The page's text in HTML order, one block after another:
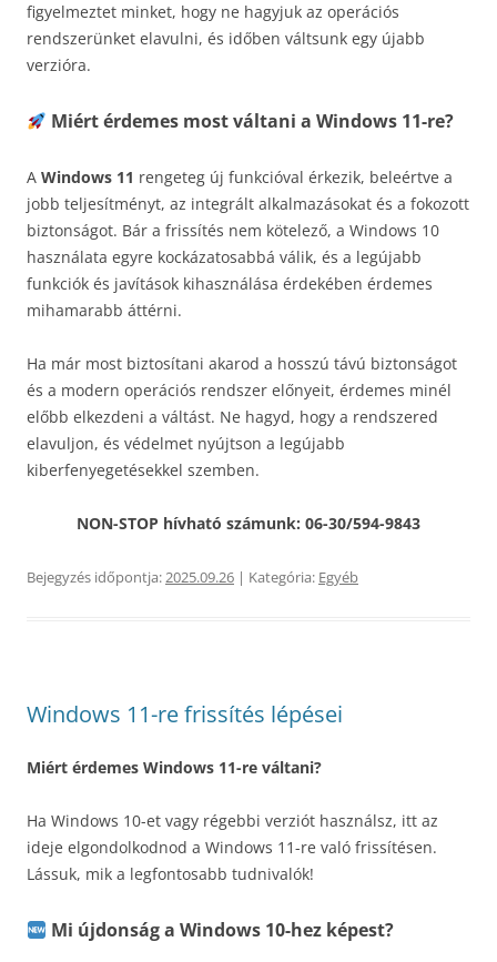
figyelmeztet minket, hogy ne hagyjuk az operációs
rendszerünket elavulni, és időben váltsunk egy újabb
verzióra.
Miért érdemes most váltani a Windows 11-re?
A Windows 11 rengeteg új funkcióval érkezik, beleértve a
jobb teljesítményt, az integrált alkalmazásokat és a fokozott
biztonságot. Bár a frissítés nem kötelező, a Windows 10
használata egyre kockázatosabbá válik, és a legújabb
funkciók és javítások kihasználása érdekében érdemes
mihamarabb áttérni.
Ha már most biztosítani akarod a hosszú távú biztonságot
és a modern operációs rendszer előnyeit, érdemes minél
előbb elkezdeni a váltást. Ne hagyd, hogy a rendszered
elavuljon, és védelmet nyújtson a legújabb
kiberfenyegetésekkel szemben.
NON-STOP hívható számunk: 06-30/594-9843
Bejegyzés időpontja:2025.09.26 | Kategória: Egyéb
Windows 11-re frissítés lépései
Miért érdemes Windows 11-re váltani?
Ha Windows 10-et vagy régebbi verziót használsz, itt az
ideje elgondolkodnod a Windows 11-re való frissítésen.
Lássuk, mik a legfontosabb tudnivalók!
Mi újdonság a Windows 10-hez képest?